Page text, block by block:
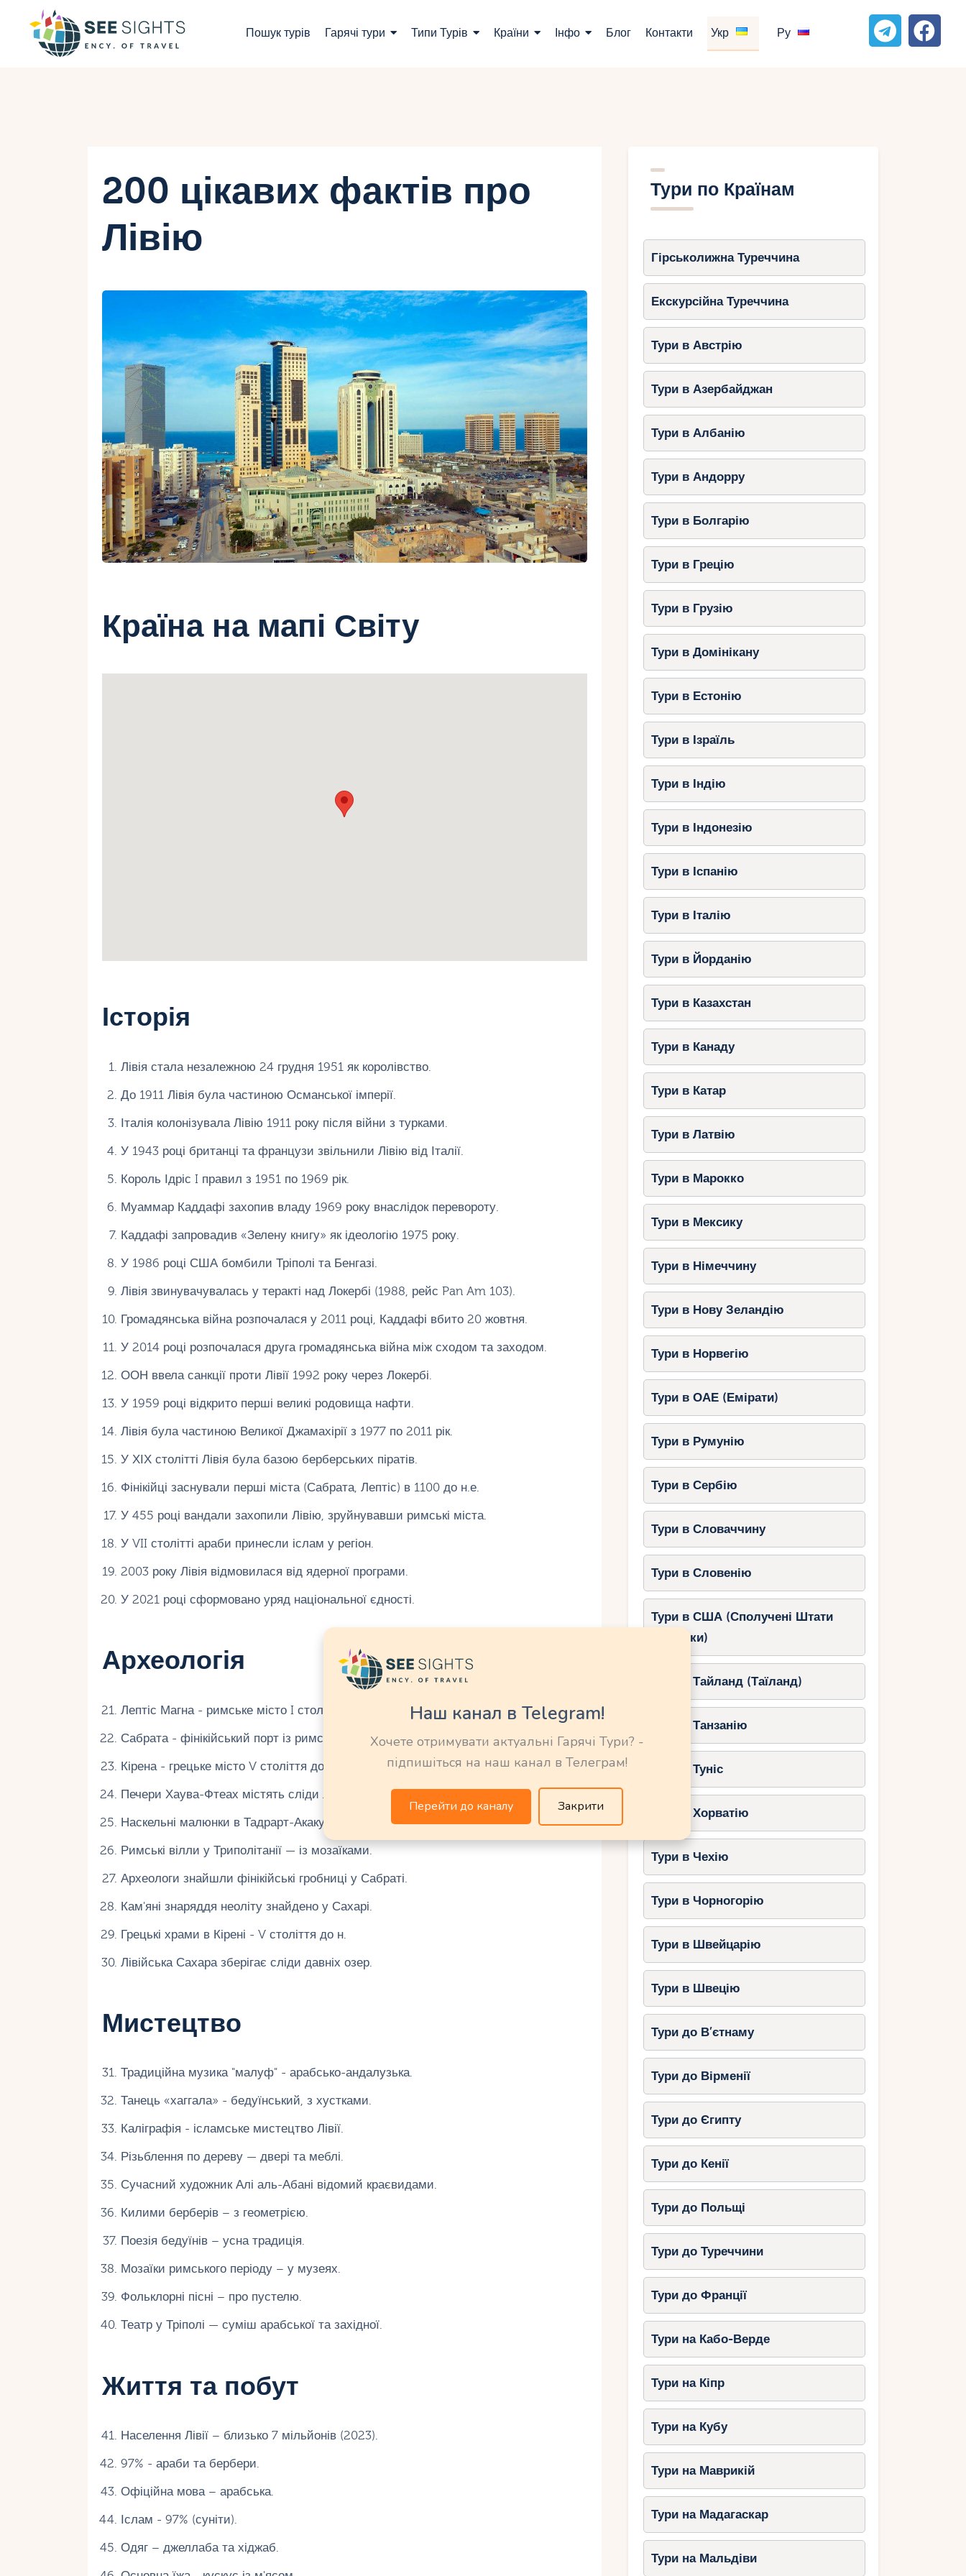
Пошук турів Гарячі тури Типи Турів Країни Інфо Блог Контакти Укр Ру
Інфо
Блог
Укр
Ру
200 цікавих фактів про
Лівію
Країна на мапі Світу
Історія
Лівія стала незалежною 24 грудня 1951 як королівство.
До 1911 Лівія була частиною Османської імперії.
Італія колонізувала Лівію 1911 року після війни з турками.
У 1943 році британці та французи звільнили Лівію від Італії.
Король Ідріс I правил з 1951 по 1969 рік.
Муаммар Каддафі захопив владу 1969 року внаслідок перевороту.
Каддафі запровадив «Зелену книгу» як ідеологію 1975 року.
У 1986 році США бомбили Тріполі та Бенгазі.
Лівія звинувачувалась у теракті над Локербі (1988, рейс Pan Am 103).
Громадянська війна розпочалася у 2011 році, Каддафі вбито 20 жовтня.
У 2014 році розпочалася друга громадянська війна між сходом та заходом.
ООН ввела санкції проти Лівії 1992 року через Локербі.
У 1959 році відкрито перші великі родовища нафти.
Лівія була частиною Великої Джамахірії з 1977 по 2011 рік.
У ХІХ столітті Лівія була базою берберських піратів.
Фінікійці заснували перші міста (Сабрата, Лептіс) в 1100 до н.е.
У 455 році вандали захопили Лівію, зруйнувавши римські міста.
У VII столітті араби принесли іслам у регіон.
2003 року Лівія відмовилася від ядерної програми.
У 2021 році сформовано уряд національної єдності.
Археологія
Лептіс Магна - римське місто I століття н.е., об'єкт ЮНЕСКО.
Сабрата - фінікійський порт із римським театром (II століття).
Кірена - грецьке місто V століття до н.е., засноване в 631 році.
Печери Хаува-Фтеах містять сліди людини (80 000 років).
Наскельні малюнки в Тадрарт-Акакус - 12 000 років (ЮНЕСКО).
Римські вілли у Триполітанії — із мозаїками.
Археологи знайшли фінікійські гробниці у Сабраті.
Кам'яні знаряддя неоліту знайдено у Сахарі.
Грецькі храми в Кірені - V століття до н.
Лівійська Сахара зберігає сліди давніх озер.
Мистецтво
Традиційна музика "малуф" - арабсько-андалузька.
Танець «хаггала» - бедуїнський, з хустками.
Каліграфія - ісламське мистецтво Лівії.
Різьблення по дереву — двері та меблі.
Сучасний художник Алі аль-Абані відомий краєвидами.
Килими берберів – з геометрією.
Поезія бедуїнів – усна традиція.
Мозаїки римського періоду – у музеях.
Фольклорні пісні – про пустелю.
Театр у Тріполі — суміш арабської та західної.
Життя та побут
Населення Лівії – близько 7 мільйонів (2023).
97% - араби та бербери.
Офіційна мова – арабська.
Іслам - 97% (суніти).
Одяг – джеллаба та хіджаб.
Тури по Країнам
Гірськолижна Туреччина
Екскурсійна Туреччина
Тури в Австрію
Тури в Азербайджан
Тури в Албанію
Тури в Андорру
Тури в Болгарію
Тури в Грецію
Тури в Грузію
Тури в Домінікану
Тури в Естонію
Тури в Ізраїль
Тури в Індію
Тури в Індонезію
Тури в Іспанію
Тури в Італію
Тури в Йорданію
Тури в Казахстан
Тури в Канаду
Тури в Катар
Тури в Латвію
Тури в Марокко
Тури в Мексику
Тури в Німеччину
Тури в Нову Зеландію
Тури в Норвегію
Тури в ОАЕ (Емірати)
Тури в Румунію
Тури в Сербію
Тури в Словаччину
Тури в Словенію
Тури в США (Сполучені Штати
Америки)
Тури в Тайланд (Таїланд)
Тури в Танзанію
Тури в Туніс
Тури в Хорватію
Тури в Чехію
Тури в Чорногорію
Тури в Швейцарію
Тури в Швецію
Тури до В’єтнаму
Тури до Вірменії
Тури до Єгипту
Тури до Кенії
Тури до Польщі
Тури до Туреччини
Тури до Франції
Тури на Кабо-Верде
Тури на Кіпр
Тури на Кубу
Тури на Маврикій
Тури на Мадагаскар
Тури на Мальдіви
Наш канал в Telegram!
Хочете отримувати актуальні Гарячі Тури? -
підпишіться на наш канал в Телеграм!
Перейти до каналу Закрити